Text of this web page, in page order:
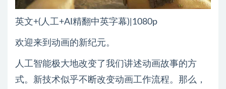
英文+(人工+AI精翻中英字幕)|1080p
欢迎来到动画的新纪元。
人工智能极大地改变了我们讲述动画故事的方
式。新技术似乎不断改变动画工作流程。那么，